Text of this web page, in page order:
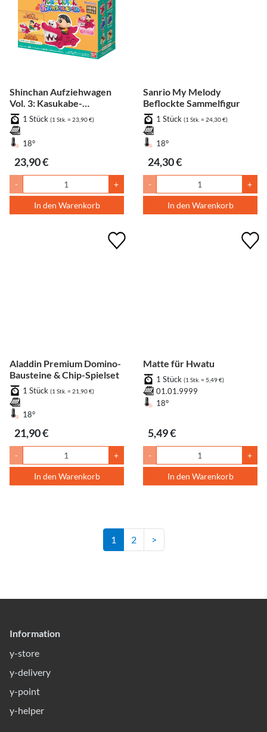
Shinchan Aufziehwagen
Vol. 3: Kasukabe-
Abwehrgruppe Serie 2 -
Shinchan
1 Stück (1 Stk. = 23,90 €)
18°
23,90 €
- +
In den Warenkorb
Sanrio My Melody
Beflockte Sammelfigur
1 Stück (1 Stk. = 24,30 €)
18°
24,30 €
- +
In den Warenkorb
Aladdin Premium Domino-
Bausteine & Chip-Spielset
1 Stück (1 Stk. = 21,90 €)
18°
21,90 €
- +
In den Warenkorb
Matte für Hwatu
1 Stück (1 Stk. = 5,49 €)
01.01.9999
18°
5,49 €
- +
In den Warenkorb
1 2 >
Information
y-store
y-delivery
y-point
y-helper